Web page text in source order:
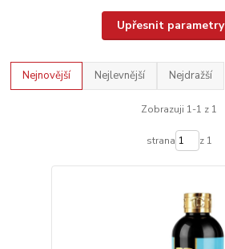
Upřesnit parametry
Nejnovější Nejlevnější Nejdražší
Zobrazuji 1-1 z 1
strana z 1